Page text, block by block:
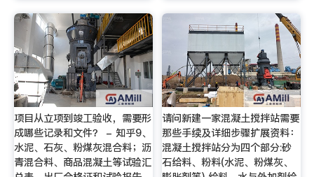
项目从立项到竣工验收，需要形
成哪些记录和文件？ - 知乎9、
水泥、石灰、粉煤灰混合料；沥
青混合料、商品混凝土等试验汇
请问新建一家混凝土搅拌站需要
那些手续及详细步骤扩展资料：
混凝土搅拌站分为四个部分:砂
石给料、粉料(水泥、粉煤灰、